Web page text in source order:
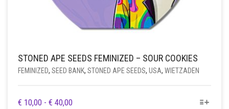
STONED APE SEEDS FEMINIZED – SOUR COOKIES
FEMINIZED, SEED BANK, STONED APE SEEDS, USA, WIETZADEN
€ 10,00 - € 40,00PRIJSKLASSE:
DIT